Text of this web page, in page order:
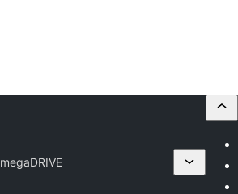
megaDRIVE